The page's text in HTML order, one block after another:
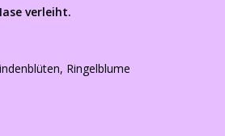
verleiht.
Ringelblume